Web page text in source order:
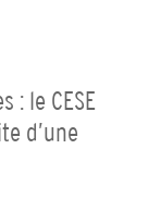
: le CESE
d’une